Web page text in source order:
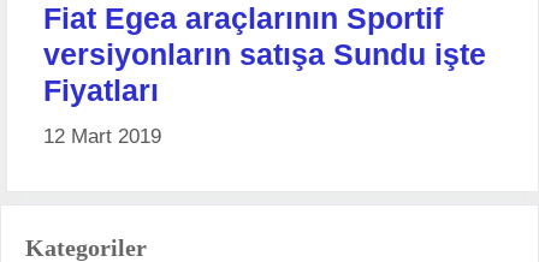
Fiat Egea araçlarının Sportif
versiyonların satışa Sundu işte
Fiyatları
12 Mart 2019
Kategoriler